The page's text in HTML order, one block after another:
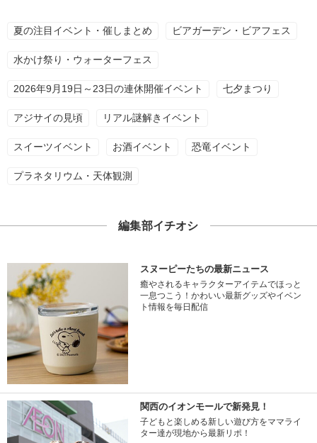
夏の注目イベント・催しまとめ ビアガーデン・ビアフェス
水かけ祭り・ウォーターフェス
2026年9月19日～23日の連休開催イベント 七夕まつり
アジサイの見頃 リアル謎解きイベント
スイーツイベント お酒イベント 恐竜イベント
プラネタリウム・天体観測
編集部イチオシ
スヌーピーたちの最新ニュース
癒やされるキャラクターアイテムでほっと
一息つこう！かわいい最新グッズやイベン
ト情報を毎日配信
関西のイオンモールで新発見！
子どもと楽しめる新しい遊び方をママライ
ター達が現地から最新リポ！